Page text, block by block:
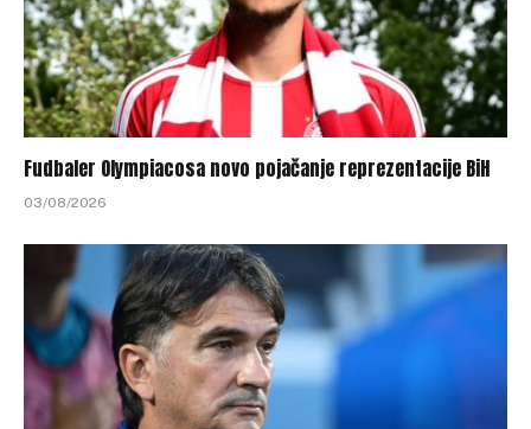
Fudbaler Olympiacosa novo pojačanje reprezentacije BiH
03/08/2026